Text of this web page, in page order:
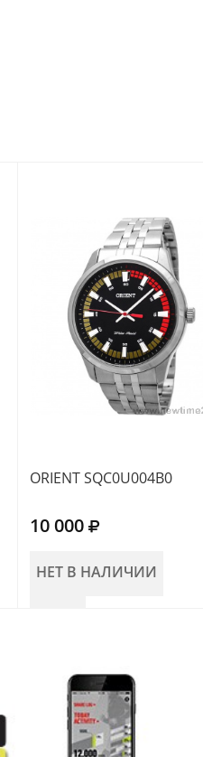
ORIENT SQC0U004B0
10 000
НЕТ В НАЛИЧИИ